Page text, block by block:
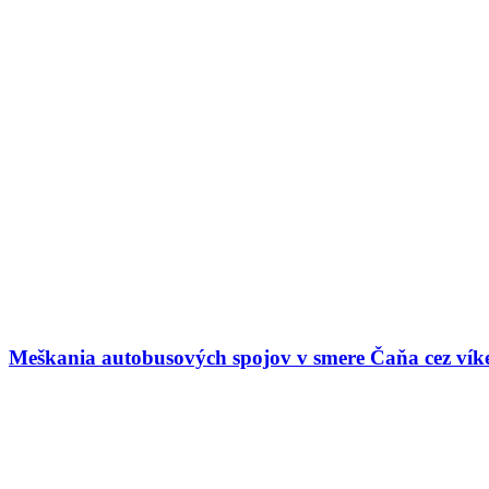
Meškania autobusových spojov v smere Čaňa cez